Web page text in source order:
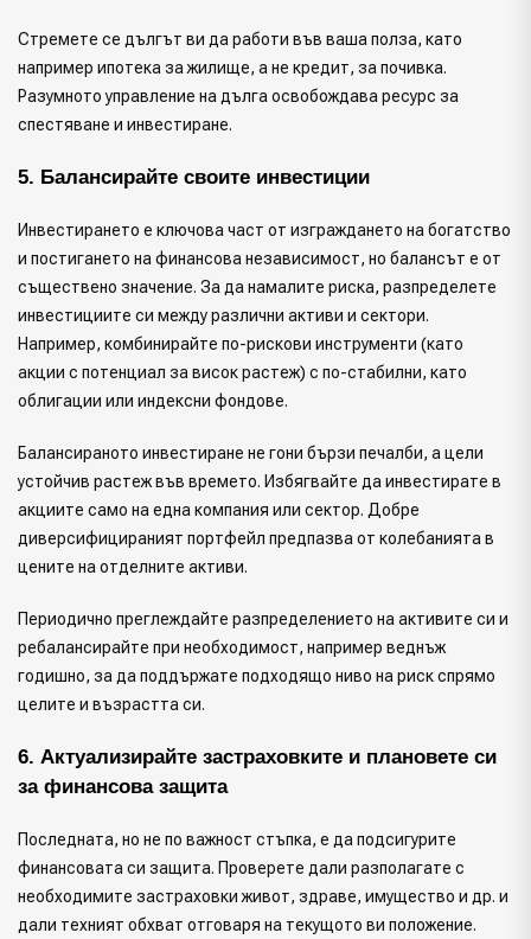
Стремете се дългът ви да работи във ваша полза, като
например ипотека за жилище, а не кредит, за почивка.
Разумното управление на дълга освобождава ресурс за
спестяване и инвестиране.
5. Балансирайте своите инвестиции
Инвестирането е ключова част от изграждането на богатство
и постигането на финансова независимост, но балансът е от
съществено значение. За да намалите риска, разпределете
инвестициите си между различни активи и сектори.
Например, комбинирайте по-рискови инструменти (като
акции с потенциал за висок растеж) с по-стабилни, като
облигации или индексни фондове.
Балансираното инвестиране не гони бързи печалби, а цели
устойчив растеж във времето. Избягвайте да инвестирате в
акциите само на една компания или сектор. Добре
диверсифицираният портфейл предпазва от колебанията в
цените на отделните активи.
Периодично преглеждайте разпределението на активите си и
ребалансирайте при необходимост, например веднъж
годишно, за да поддържате подходящо ниво на риск спрямо
целите и възрастта си.
6. Актуализирайте застраховките и плановете си
за финансова защита
Последната, но не по важност стъпка, е да подсигурите
финансовата си защита. Проверете дали разполагате с
необходимите застраховки живот, здраве, имущество и др. и
дали техният обхват отговаря на текущото ви положение.